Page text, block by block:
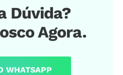
Dúvida?
Agora.
WHATSAPP